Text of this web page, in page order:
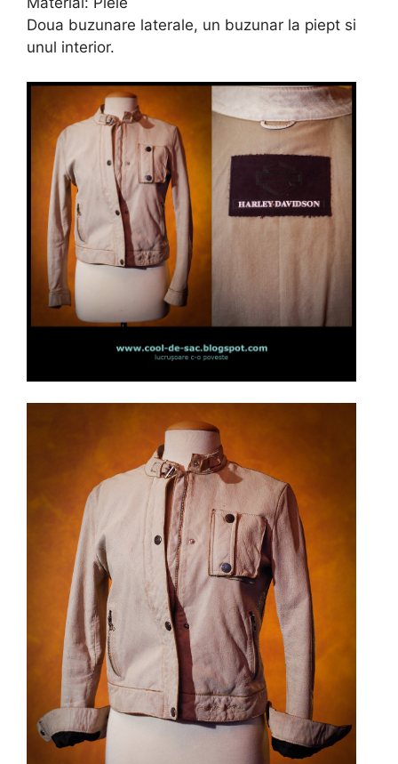
Doua buzunare laterale, un buzunar la piept si
unul interior.